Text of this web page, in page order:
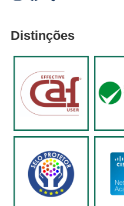
Distinções